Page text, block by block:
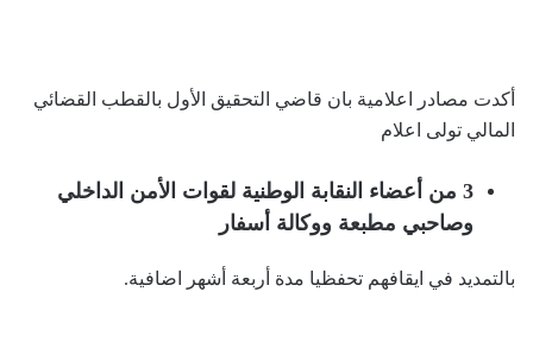
أكدت مصادر اعلامية بان قاضي التحقيق الأول بالقطب القضائي
المالي تولى اعلام
3 من أعضاء النقابة الوطنية لقوات الأمن الداخلي
وصاحبي مطبعة ووكالة أسفار
بالتمديد في ايقافهم تحفظيا مدة أربعة أشهر اضافية.